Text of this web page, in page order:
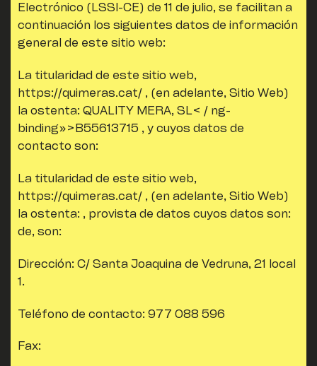
Electrónico (LSSI-CE) de 11 de julio, se facilitan a
continuación los siguientes datos de información
general de este sitio web:
La titularidad de este sitio web,
https://quimeras.cat/ , (en adelante, Sitio Web)
la ostenta: QUALITY MERA, SL< / ng-
binding»>B55613715 , y cuyos datos de
contacto son:
La titularidad de este sitio web,
https://quimeras.cat/ , (en adelante, Sitio Web)
la ostenta: , provista de datos cuyos datos son:
de, son:
Dirección: C/ Santa Joaquina de Vedruna, 21 local
1.
Teléfono de contacto: 977 088 596
Fax: